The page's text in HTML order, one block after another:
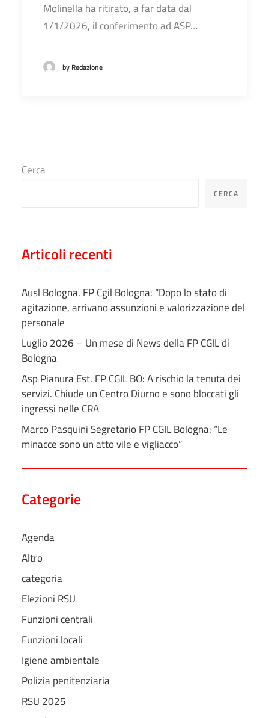
Molinella ha ritirato, a far data dal
1/1/2026, il conferimento ad ASP…
by Redazione
Cerca
CERCA
Articoli recenti
Ausl Bologna. FP Cgil Bologna: “Dopo lo stato di
agitazione, arrivano assunzioni e valorizzazione del
personale
Luglio 2026 – Un mese di News della FP CGIL di
Bologna
Asp Pianura Est. FP CGIL BO: A rischio la tenuta dei
servizi. Chiude un Centro Diurno e sono bloccati gli
ingressi nelle CRA
Marco Pasquini Segretario FP CGIL Bologna: “Le
minacce sono un atto vile e vigliacco”
Categorie
Agenda
Altro
categoria
Elezioni RSU
Funzioni centrali
Funzioni locali
Igiene ambientale
Polizia penitenziaria
RSU 2025